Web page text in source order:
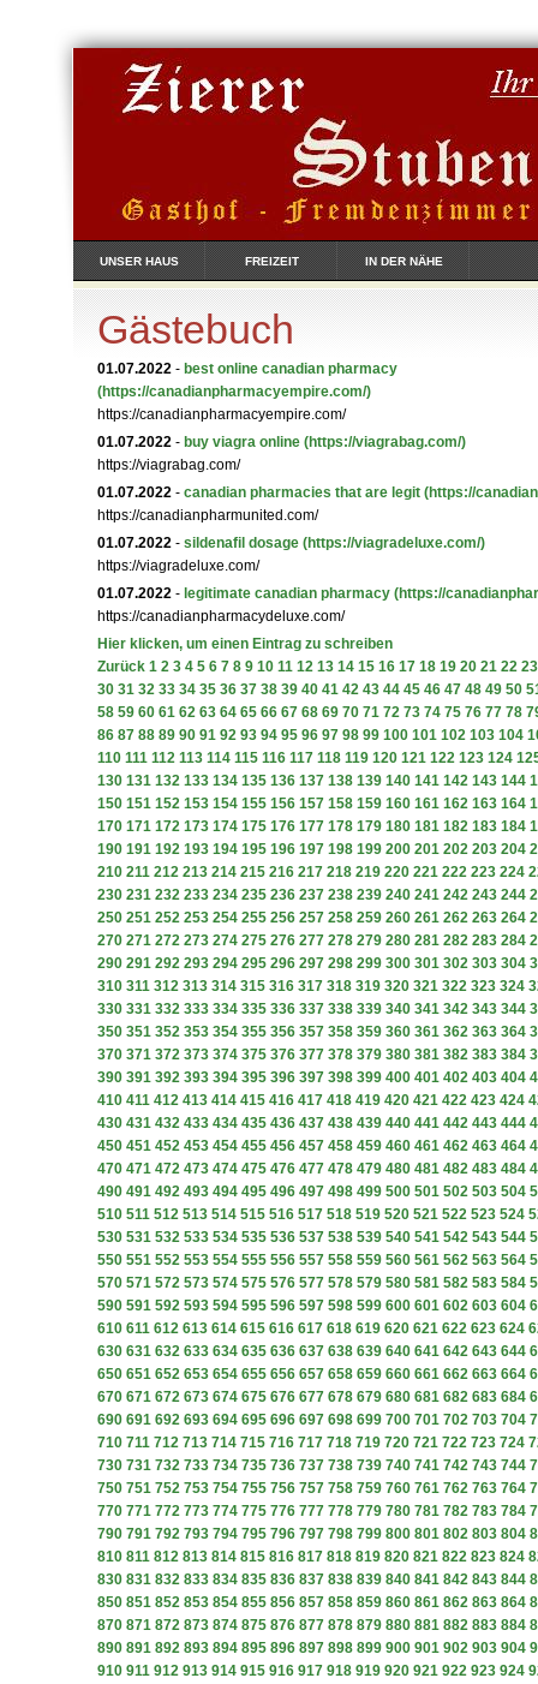
UNSER HAUS FREIZEIT IN DER NÄHE
Gästebuch
01.07.2022 - best online canadian pharmacy
(https://canadianpharmacyempire.com/)
https://canadianpharmacyempire.com/
01.07.2022 - buy viagra online (https://viagrabag.com/)
https://viagrabag.com/
01.07.2022 - canadian pharmacies that are legit (https://
https://canadianpharmunited.com/
01.07.2022 - sildenafil dosage (https://viagradeluxe.com/)
https://viagradeluxe.com/
01.07.2022 - legitimate canadian pharmacy (https://
https://canadianpharmacydeluxe.com/
Hier klicken, um einen Eintrag zu schreiben
Zurück 1 2 3 4 5 6 7 8 9 10 11 12 13 14 15 16 17 18 19 20 21 22 23
30 31 32 33 34 35 36 37 38 39 40 41 42 43 44 45 46 47 48 49 50
58 59 60 61 62 63 64 65 66 67 68 69 70 71 72 73 74 75 76 77 78
86 87 88 89 90 91 92 93 94 95 96 97 98 99 100 101 102 103 104
110 111 112 113 114 115 116 117 118 119 120 121 122 123 124
130 131 132 133 134 135 136 137 138 139 140 141 142 143 144
150 151 152 153 154 155 156 157 158 159 160 161 162 163 164
170 171 172 173 174 175 176 177 178 179 180 181 182 183 184
190 191 192 193 194 195 196 197 198 199 200 201 202 203 204
210 211 212 213 214 215 216 217 218 219 220 221 222 223 224
230 231 232 233 234 235 236 237 238 239 240 241 242 243 244
250 251 252 253 254 255 256 257 258 259 260 261 262 263 264
270 271 272 273 274 275 276 277 278 279 280 281 282 283 284
290 291 292 293 294 295 296 297 298 299 300 301 302 303 304
310 311 312 313 314 315 316 317 318 319 320 321 322 323 324
330 331 332 333 334 335 336 337 338 339 340 341 342 343 344
350 351 352 353 354 355 356 357 358 359 360 361 362 363 364
370 371 372 373 374 375 376 377 378 379 380 381 382 383 384
390 391 392 393 394 395 396 397 398 399 400 401 402 403 404
410 411 412 413 414 415 416 417 418 419 420 421 422 423 424
430 431 432 433 434 435 436 437 438 439 440 441 442 443 444
450 451 452 453 454 455 456 457 458 459 460 461 462 463 464
470 471 472 473 474 475 476 477 478 479 480 481 482 483 484
490 491 492 493 494 495 496 497 498 499 500 501 502 503 504
510 511 512 513 514 515 516 517 518 519 520 521 522 523 524
530 531 532 533 534 535 536 537 538 539 540 541 542 543 544
550 551 552 553 554 555 556 557 558 559 560 561 562 563 564
570 571 572 573 574 575 576 577 578 579 580 581 582 583 584
590 591 592 593 594 595 596 597 598 599 600 601 602 603 604
610 611 612 613 614 615 616 617 618 619 620 621 622 623 624
630 631 632 633 634 635 636 637 638 639 640 641 642 643 644
650 651 652 653 654 655 656 657 658 659 660 661 662 663 664
670 671 672 673 674 675 676 677 678 679 680 681 682 683 684
690 691 692 693 694 695 696 697 698 699 700 701 702 703 704
710 711 712 713 714 715 716 717 718 719 720 721 722 723 724
730 731 732 733 734 735 736 737 738 739 740 741 742 743 744
750 751 752 753 754 755 756 757 758 759 760 761 762 763 764
770 771 772 773 774 775 776 777 778 779 780 781 782 783 784
790 791 792 793 794 795 796 797 798 799 800 801 802 803 804
810 811 812 813 814 815 816 817 818 819 820 821 822 823 824
830 831 832 833 834 835 836 837 838 839 840 841 842 843 844
850 851 852 853 854 855 856 857 858 859 860 861 862 863 864
870 871 872 873 874 875 876 877 878 879 880 881 882 883 884
890 891 892 893 894 895 896 897 898 899 900 901 902 903 904
910 911 912 913 914 915 916 917 918 919 920 921 922 923 924